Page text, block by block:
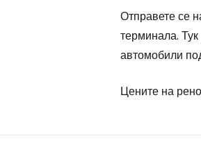
Отправете се
терминала.
автомобили
Цените на